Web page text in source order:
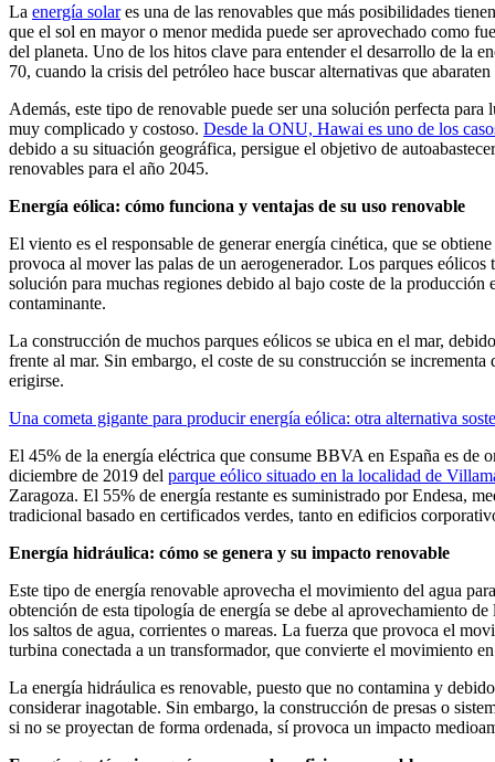
La energía solares una de las renovables que más posibilidades
que el sol en mayor o menor medida puede ser aprovechado como
del planeta. Uno de los hitos clave para entender el desarrollo de la
70, cuando la crisis del petróleo hace buscar alternativas que
Además, este tipo de renovable puede ser una solución perfecta para
muy complicado y costoso. Desde la ONU, Hawai es uno de los
debido a su situación geográfica, persigue el objetivo de
renovables para el año 2045.
Energía eólica: cómo funciona y ventajas de su uso renovable
El viento es el responsable de generar energía cinética, que se
provoca al mover las palas de un aerogenerador. Los parques
solución para muchas regiones debido al bajo coste de la producción
contaminante.
La construcción de muchos parques eólicos se ubica en el mar,
frente al mar. Sin embargo, el coste de su construcción se
erigirse.
Una cometa gigante para producir energía eólica: otra alternativa
El 45% de la energía eléctrica que consume BBVA en España es de
diciembre de 2019 del parque eólico situado en la localidad de
Zaragoza. El 55% de energía restante es suministrado por Endesa,
tradicional basado en certificados verdes, tanto en edificios
Energía hidráulica: cómo se genera y su impacto renovable
Este tipo de energía renovable aprovecha el movimiento del agua
obtención de esta tipología de energía se debe al aprovechamiento
los saltos de agua, corrientes o mareas. La fuerza que provoca el
turbina conectada a un transformador, que convierte el movimiento
La energía hidráulica es renovable, puesto que no contamina y
considerar inagotable. Sin embargo, la construcción de presas o
si no se proyectan de forma ordenada, sí provoca un impacto